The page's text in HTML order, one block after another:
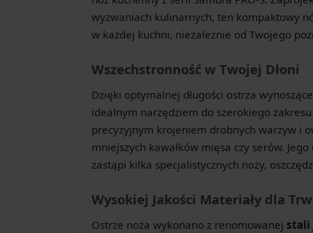
wyzwaniach kulinarnych, ten kompaktowy
w każdej kuchni, niezależnie od Twojego
Wszechstronność w Twojej Dłoni
Dzięki optymalnej długości ostrza
idealnym narzędziem do szerokiego
precyzyjnym krojeniem drobnych warzyw i
mniejszych kawałków mięsa czy serów.
zastąpi kilka specjalistycznych noży,
Wysokiej Jakości Materiały dla
Ostrze noża wykonano z renomowanej stali